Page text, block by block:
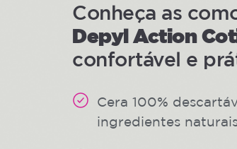
Conheça as
Depyl Action
confortável e
Cera 100%
ingredientes